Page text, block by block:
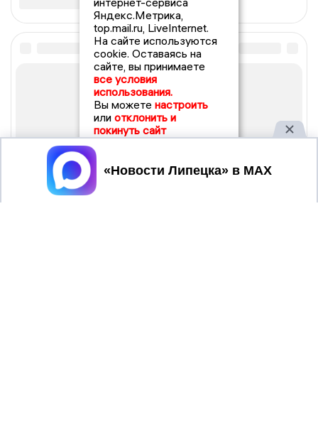
Яндекс.Метрика,
top.mail.ru, LiveInternet.
На сайте используются
cookie. Оставаясь на
сайте, вы принимаете
все условия
использования.
Вы можете настроить
или отклонить и
покинуть сайт
Принять